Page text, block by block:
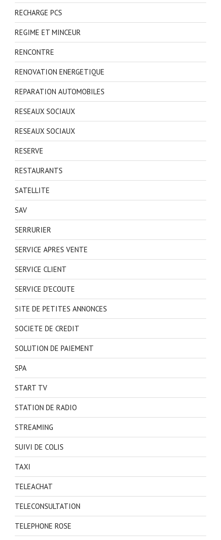
RECHARGE PCS
REGIME ET MINCEUR
RENCONTRE
RENOVATION ENERGETIQUE
REPARATION AUTOMOBILES
RESEAUX SOCIAUX
RESEAUX SOCIAUX
RESERVE
RESTAURANTS
SATELLITE
SAV
SERRURIER
SERVICE APRES VENTE
SERVICE CLIENT
SERVICE D'ECOUTE
SITE DE PETITES ANNONCES
SOCIETE DE CREDIT
SOLUTION DE PAIEMENT
SPA
START TV
STATION DE RADIO
STREAMING
SUIVI DE COLIS
TAXI
TELEACHAT
TELECONSULTATION
TELEPHONE ROSE